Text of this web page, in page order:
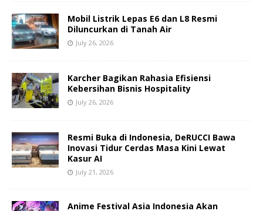
Mobil Listrik Lepas E6 dan L8 Resmi
Diluncurkan di Tanah Air
July 26, 2026
Karcher Bagikan Rahasia Efisiensi
Kebersihan Bisnis Hospitality
July 26, 2026
Resmi Buka di Indonesia, DeRUCCI Bawa
Inovasi Tidur Cerdas Masa Kini Lewat
Kasur AI
July 21, 2026
Anime Festival Asia Indonesia Akan